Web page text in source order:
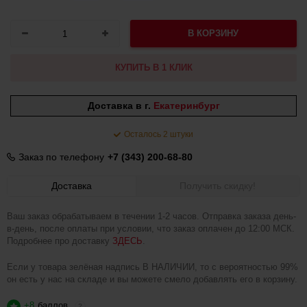
В КОРЗИНУ
КУПИТЬ В 1 КЛИК
Доставка в г. Екатеринбург
Осталось 2 штуки
Заказ по телефону +7 (343) 200-68-80
Доставка
Ваш заказ обрабатываем в течении 1-2 часов. Отправка заказа день-
в-день, после оплаты при условии, что заказ оплачен до 12:00 МСК.
Подробнее про доставку ЗДЕСЬ.
Если у товара зелёная надпись В НАЛИЧИИ, то с вероятностью 99%
он есть у нас на складе и вы можете смело добавлять его в корзину.